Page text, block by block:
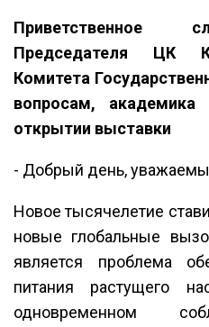
Приветственное
Председателя ЦК
Комитета
вопросам,
открытии выставки
- Добрый день,
Новое тысячелетие
новые глобальные
является проблема
питания растущего
одновременном